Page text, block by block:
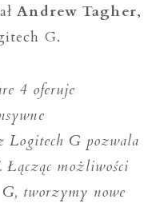
Andrew Tagher,
G.
4 oferuje
Logitech G pozwala
Łącząc możliwości
tworzymy nowe